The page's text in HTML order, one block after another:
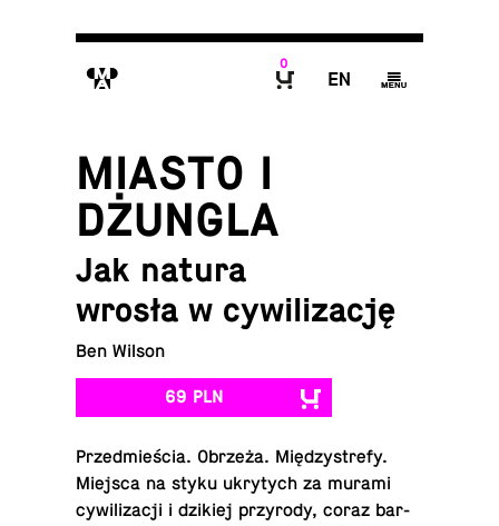
M
0
E g
MIASTO I
DŻUNGLA
Jak natura
wrosła w cywilizację
Ben Wilson
69 PLN
Przed­mie­ścia. Obrzeża. Mię­dzy­stre­fy.
Miejsca na styku ukry­tych za murami
cy­wi­li­za­cji i dzikiej przy­ro­dy, coraz bar­